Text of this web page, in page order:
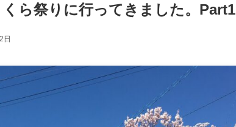
ら祭りに行ってきました。Part1
日